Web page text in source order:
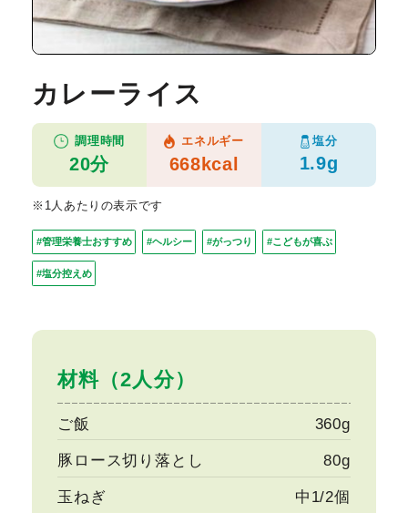
材料（2人分）
ご飯 360g
豚ロース切り落とし 80g
玉ねぎ 中1/2個
カレーライス
調理時間
20分
エネルギー
668kcal
塩分
1.9g
※1人あたりの表示です
#管理栄養士おすすめ #ヘルシー #がっつり #こどもが喜ぶ
#塩分控えめ